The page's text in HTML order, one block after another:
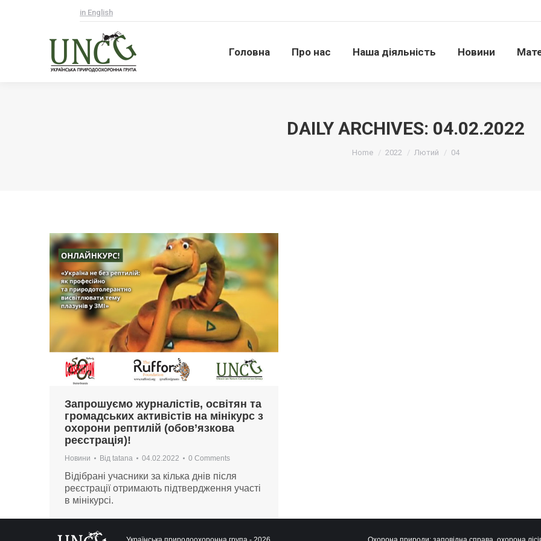
in English
Головна Про нас Наша діяльність Новини
DAILY ARCHIVES: 04.02.2022
Home 2022 Лютий 04
Запрошуємо журналістів, освітян та
громадських активістів на мінікурс з
охорони рептилій (обов’язкова
реєстрація)!
Новини Від tatana 04.02.2022 0 Comments
Відібрані учасники за кілька днів після
реєстрації отримають підтвердження участі
в мінікурсі.
Головна Про нас Наша діяльність Новини